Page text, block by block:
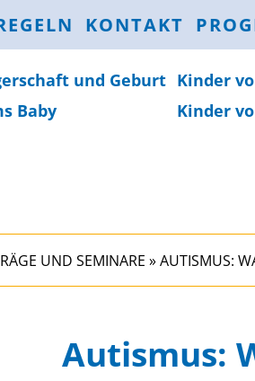
KONTAKT
und Geburt Kinder
Baby Kinder
UND SEMINARE »AUTISMUS:
Autismus: